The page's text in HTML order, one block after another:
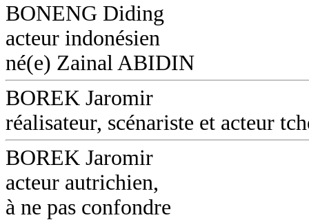
BONENG Diding
acteur indonésien
né(e) Zainal ABIDIN
BOREK Jaromir
réalisateur, scénariste et acteur
BOREK Jaromir
acteur autrichien,
à ne pas confondre